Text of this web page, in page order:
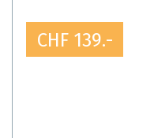
CHF 139.-